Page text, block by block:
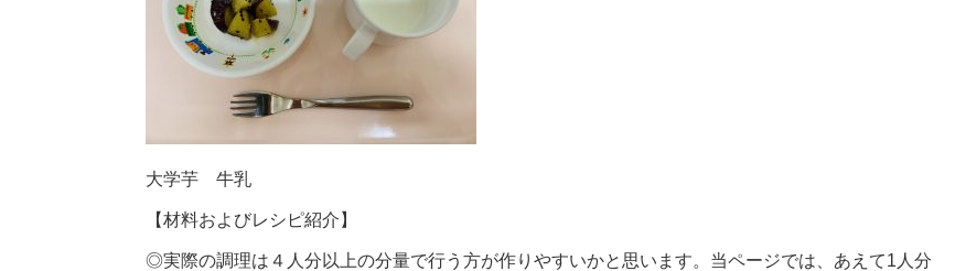
大学芋 牛乳
【材料およびレシピ紹介】
◎実際の調理は４人分以上の分量で行う方が作りやすいかと思います。当ページでは、あえて1人分